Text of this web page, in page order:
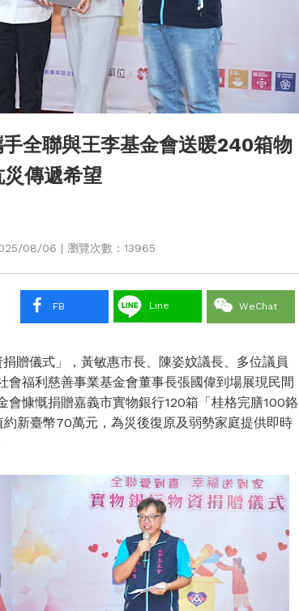
手全聯與王李基金會送暖240箱物
傳遞希望
08/06 | 瀏覽次數：13965
FB Line WeChat
贈儀式」，黃敏惠市長、陳姿妏議長、多位議員
福利慈善事業基金會董事長張國偉到場展現民間
慷慨捐贈嘉義市實物銀行120箱「桂格完膳100鉻
新臺幣70萬元，為災後復原及弱勢家庭提供即時